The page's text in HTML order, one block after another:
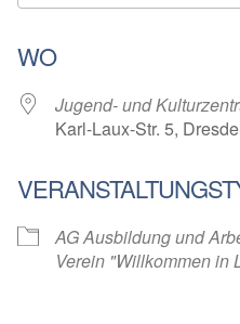
WO
Jugend- und
Karl-Laux-Str. 5,
AG Ausbildung und
Verein "Willkommen in